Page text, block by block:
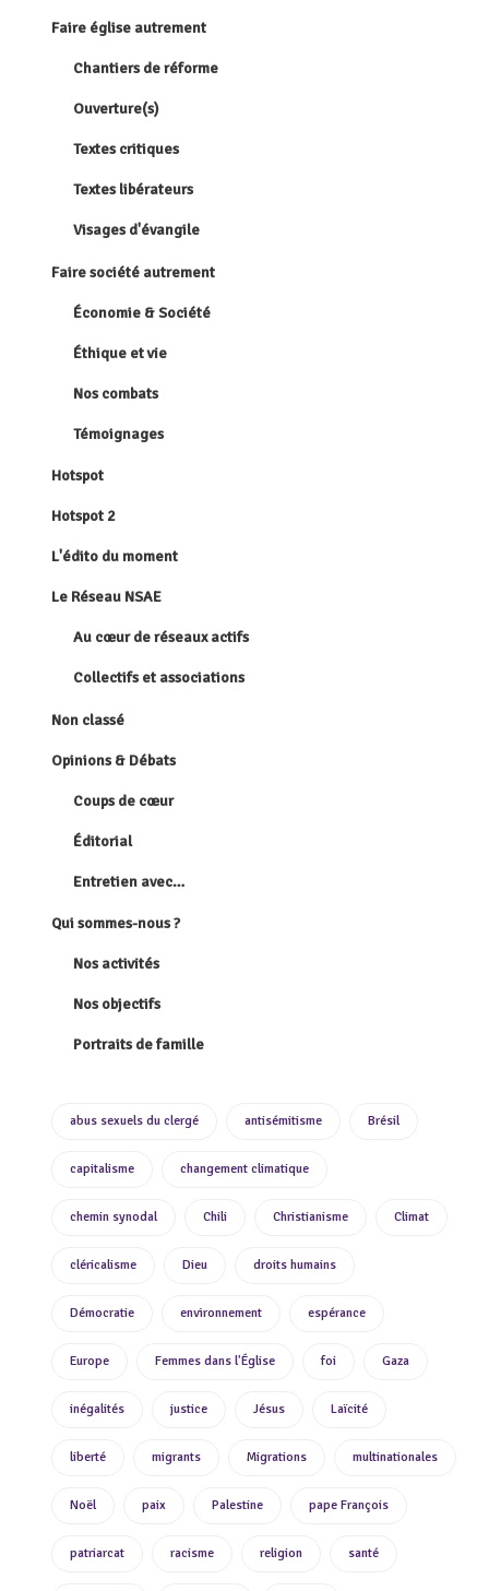
Faire église autrement
Chantiers de réforme
Ouverture(s)
Textes critiques
Textes libérateurs
Visages d'évangile
Faire société autrement
Économie & Société
Éthique et vie
Nos combats
Témoignages
Hotspot
Hotspot 2
L'édito du moment
Le Réseau NSAE
Au cœur de réseaux actifs
Collectifs et associations
Non classé
Opinions & Débats
Coups de cœur
Éditorial
Entretien avec…
Qui sommes-nous ?
Nos activités
Nos objectifs
Portraits de famille
abus sexuels du clergé antisémitisme Brésil
capitalisme changement climatique
chemin synodal Chili Christianisme Climat
cléricalisme Dieu droits humains
Démocratie environnement espérance
Europe Femmes dans l'Église foi Gaza
inégalités justice Jésus Laïcité
liberté migrants Migrations multinationales
Noël paix Palestine pape François
patriarcat racisme religion santé